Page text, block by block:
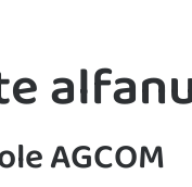
AGCOM